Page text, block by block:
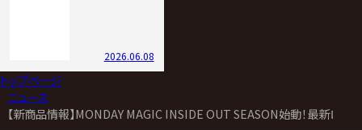
2026.06.08
トップページ
ニュース
【新商品情報】MONDAY MAGIC INSIDE OUT SEASON始動！最新ロゴ